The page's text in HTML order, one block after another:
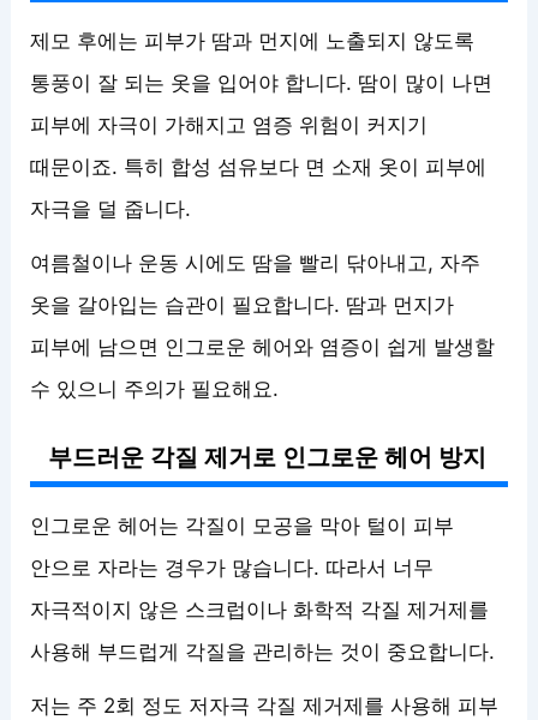
제모 후에는 피부가 땀과 먼지에 노출되지 않도록
통풍이 잘 되는 옷을 입어야 합니다. 땀이 많이 나면
피부에 자극이 가해지고 염증 위험이 커지기
때문이죠. 특히 합성 섬유보다 면 소재 옷이 피부에
자극을 덜 줍니다.
여름철이나 운동 시에도 땀을 빨리 닦아내고, 자주
옷을 갈아입는 습관이 필요합니다. 땀과 먼지가
피부에 남으면 인그로운 헤어와 염증이 쉽게 발생할
수 있으니 주의가 필요해요.
부드러운 각질 제거로 인그로운 헤어 방지
인그로운 헤어는 각질이 모공을 막아 털이 피부
안으로 자라는 경우가 많습니다. 따라서 너무
자극적이지 않은 스크럽이나 화학적 각질 제거제를
사용해 부드럽게 각질을 관리하는 것이 중요합니다.
저는 주 2회 정도 저자극 각질 제거제를 사용해 피부